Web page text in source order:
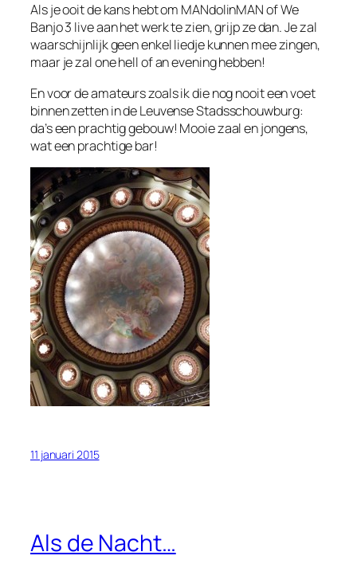
Als je ooit de kans hebt om MANdolinMAN of We
Banjo 3 live aan het werk te zien, grijp ze dan. Je zal
waarschijnlijk geen enkel liedje kunnen mee zingen,
maar je zal one hell of an evening hebben!
En voor de amateurs zoals ik die nog nooit een voet
binnen zetten in de Leuvense Stadsschouwburg:
da’s een prachtig gebouw! Mooie zaal en jongens,
wat een prachtige bar!
11 januari 2015
Als de Nacht…